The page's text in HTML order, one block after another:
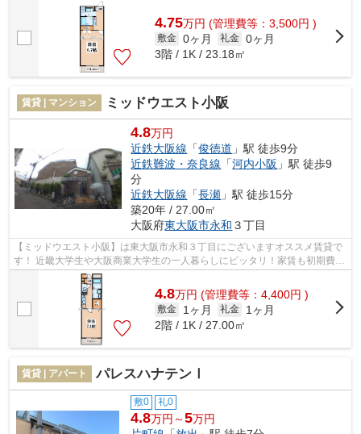
さらにインターネット無料！近畿大学...
4.75万円 (管理費等：3,500円 )
敷金 0ヶ月 礼金 0ヶ月
3階 / 1K / 23.18㎡
賃貸 | マンション ミッドウエスト小阪
4.8万円
近鉄大阪線 「俊徳道 」駅 徒歩9分
近鉄難波・奈良線 「河内小阪 」駅 徒歩9
分
近鉄大阪線 「長瀬 」駅 徒歩15分
築20年 / 27.00㎡
大阪府東大阪市永和 ３丁目
【ミッドウエスト小阪】は東大阪市永和３丁目にございますオススメ賃貸で
す！ 近畿大学生や大阪商業大学生の一人暮らしにピッタリ！家賃も初期費用
もお安め設定の築浅１Ｋです！ガス...
4.8万円 (管理費等：4,400円 )
敷金 1ヶ月 礼金
1ヶ月
2階 / 1K / 27.00㎡
賃貸 | アパート パレスハナテンⅠ
敷0 礼0
4.8万円～5万円